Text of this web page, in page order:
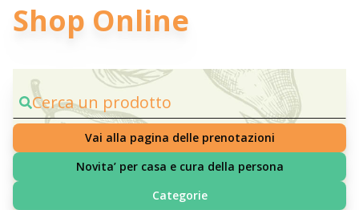
Shop Online
Cerca un prodotto
Vai alla pagina delle prenotazioni
Novita’ per casa e cura della persona
Categorie